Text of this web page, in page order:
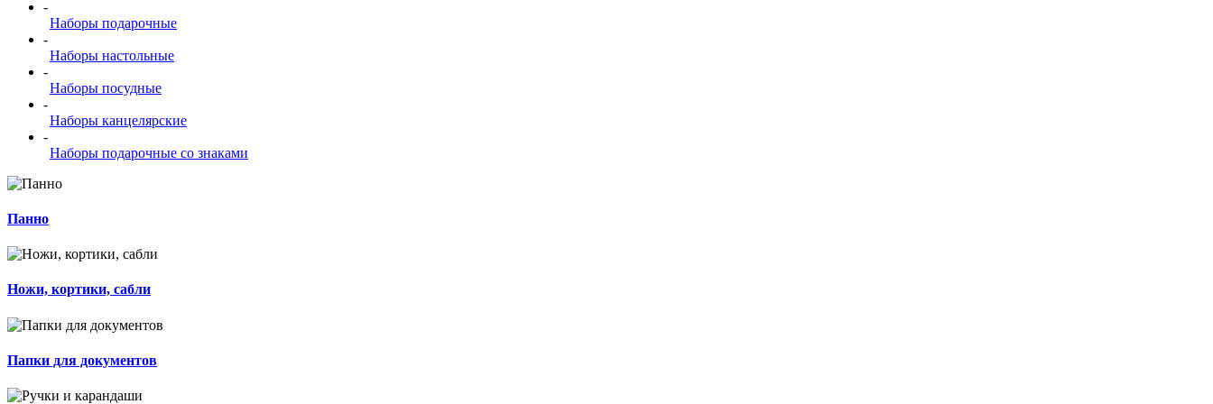
-
Наборы подарочные
-
Наборы настольные
-
Наборы посудные
-
Наборы канцелярские
-
Наборы подарочные со знаками
Панно
Ножи, кортики, сабли
Папки для документов